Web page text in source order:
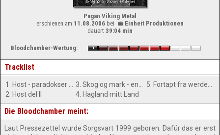
Pagan Viking Metal
erschienen am 11.08.2006bei
Einheit Produktionen
dauert 39:04 min
Bloodchamber-Wertung:
Tracklist
2. Host del II
4. Hagland mitt Land
Die Bloodchamber meint:
Laut Pressezettel wurde Sorgsvart 1999 geboren. Dafür das er erst